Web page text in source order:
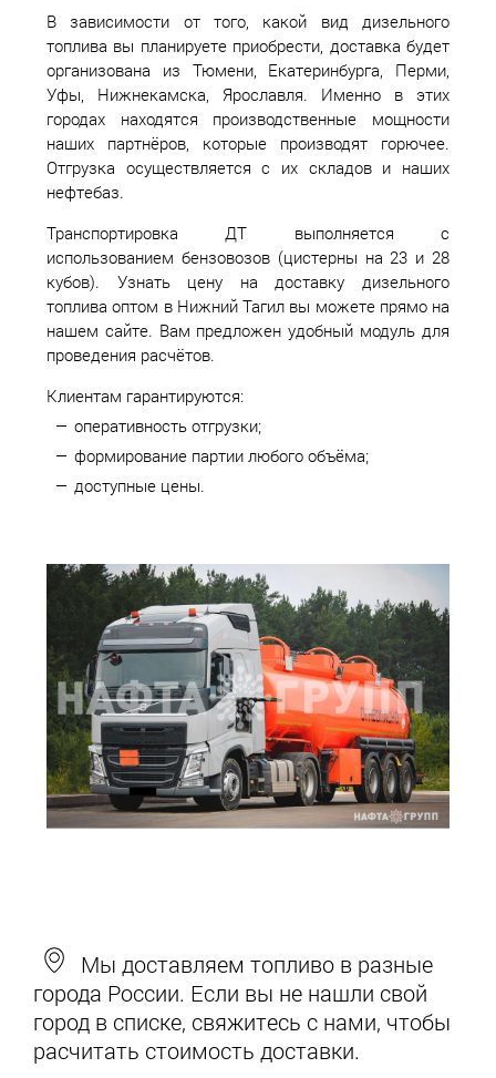
В зависимости от того, какой вид дизельного
топлива вы планируете приобрести, доставка будет
организована из Тюмени, Екатеринбурга, Перми,
Уфы, Нижнекамска, Ярославля. Именно в этих
городах находятся производственные мощности
наших партнёров, которые производят горючее.
Отгрузка осуществляется с их складов и наших
нефтебаз.
Транспортировка ДТ выполняется с
использованием бензовозов (цистерны на 23 и 28
кубов). Узнать цену на доставку дизельного
топлива оптом в Нижний Тагил вы можете прямо на
нашем сайте. Вам предложен удобный модуль для
проведения расчётов.
Клиентам гарантируются:
оперативность отгрузки;
формирование партии любого объёма;
доступные цены.
Мы доставляем топливо в разные
города России. Если вы не нашли свой
город в списке, свяжитесь с нами, чтобы
расчитать стоимость доставки.